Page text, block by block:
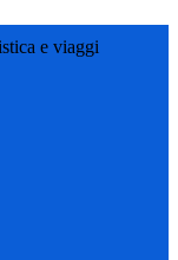
e viaggi